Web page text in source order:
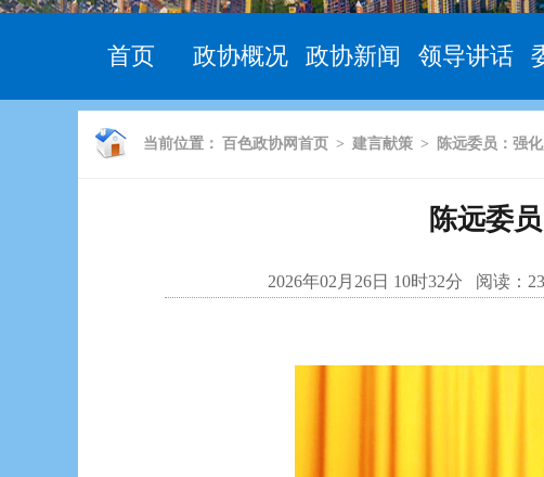
首页 政协概况 政协新闻 领导讲话
当前位置： 百色政协网首页 > 建言献策 > 陈远委员：​强
陈远委
2026年02月26日 10时32分 阅读：